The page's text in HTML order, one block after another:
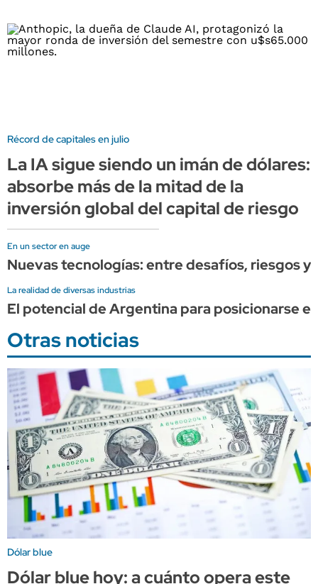
Récord de capitales en julio
La IA sigue siendo un imán de dólares:
absorbe más de la mitad de la
inversión global del capital de riesgo
En un sector en auge
Nuevas tecnologías: entre desafíos, riesgos
La realidad de diversas industrias
El potencial de Argentina para posicionarse
Otras noticias
Dólar blue
Dólar blue hoy: a cuánto opera este